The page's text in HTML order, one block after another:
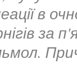
в
за